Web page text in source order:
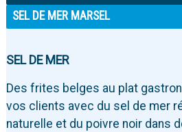
SEL DE MER MARSEL
SEL DE MER
Des frites belges au plat
vos clients avec du sel de mer
naturelle et du poivre noir dans